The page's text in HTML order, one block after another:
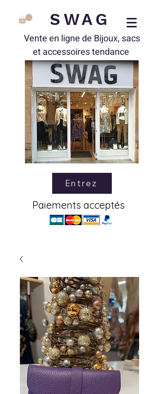
SWAG
Vente en ligne de Bijoux, sacs
et accessoires tendance
Entrez
Paiements acceptés